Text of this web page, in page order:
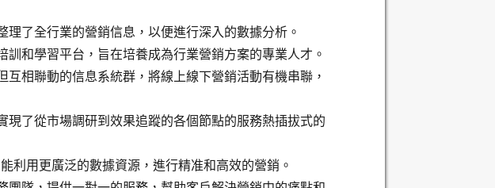
了全行業的營銷信息，以便進行深入的數據分析。
和學習平台，旨在培養成為行業營銷方案的專業人才。
相聯動的信息系統群，將線上線下營銷活動有機串聯，
了從市場調研到效果追蹤的各個節點的服務熱插拔式的
利用更廣泛的數據資源，進行精准和高效的營銷。